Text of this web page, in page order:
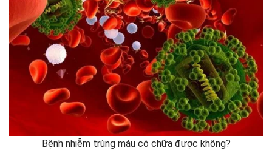
Bệnh nhiễm trùng máu có chữa được không?